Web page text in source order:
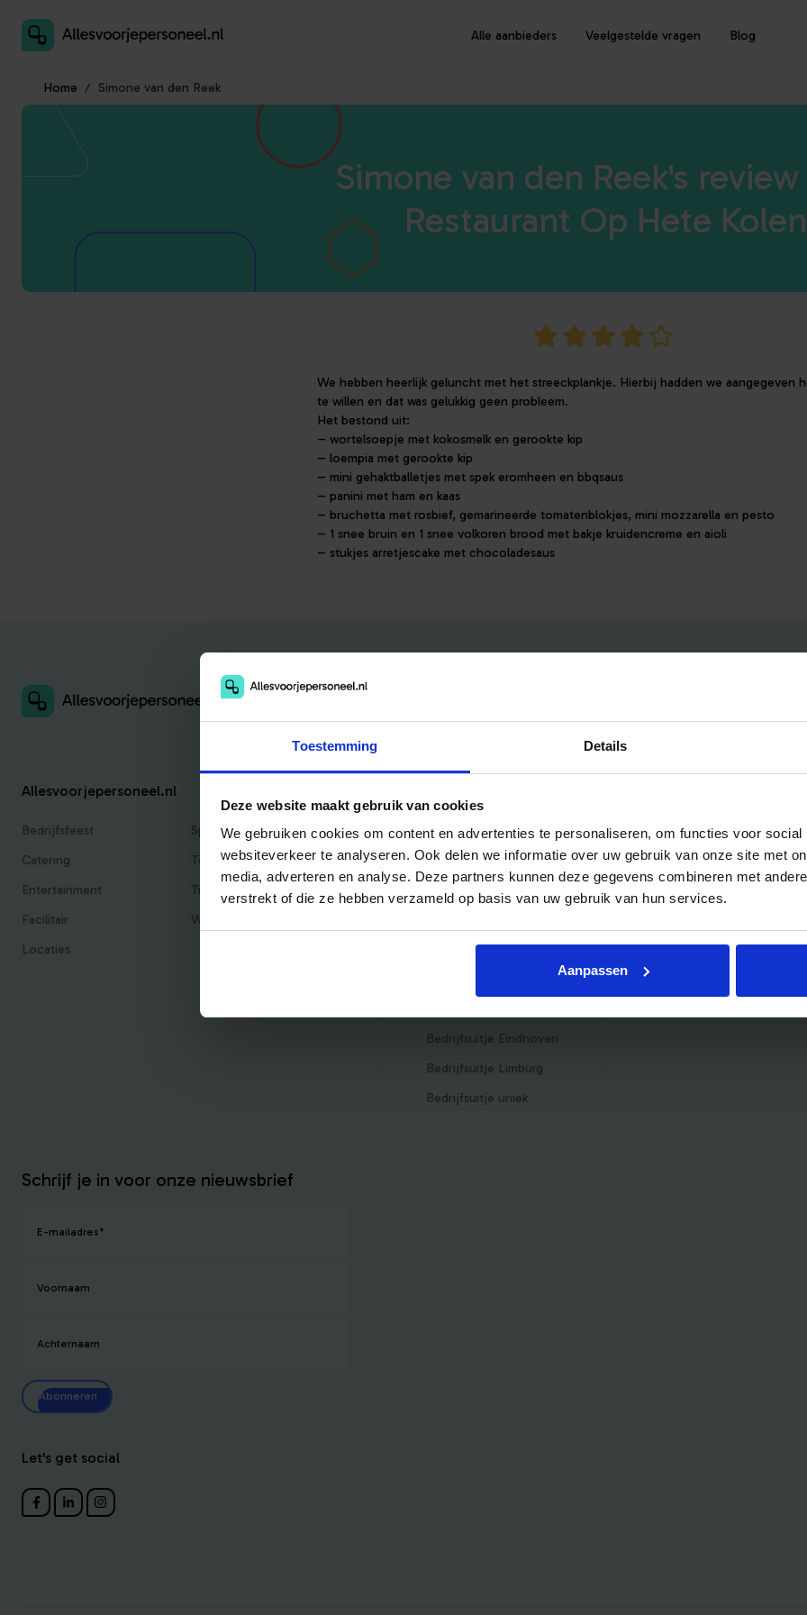
Toestemming Details
Deze website maakt gebruik van cookies
We gebruiken cookies om content en advertenties te personaliseren, om functies voor
websiteverkeer te analyseren. Ook delen we informatie over uw gebruik van onze site met
media, adverteren en analyse. Deze partners kunnen deze gegevens combineren met
verstrekt of die ze hebben verzameld op basis van uw gebruik van hun services.
Aanpassen
Alle aanbieders Veelgestelde vragen Blog
Home Simone van den Reek
Simone van den Reek's
Restaurant Op Hete Kolen
We hebben heerlijk geluncht met het streeckplankje. Hierbij hadden we aangegeven
te willen en dat was gelukkig geen probleem.
Het bestond uit:
– wortelsoepje met kokosmelk en gerookte kip
– loempia met gerookte kip
– mini gehaktballetjes met spek eromheen en bbqsaus
– panini met ham en kaas
– bruchetta met rosbief, gemarineerde tomatenblokjes, mini mozzarella en pesto
– 1 snee bruin en 1 snee volkoren brood met bakje kruidencreme en aioli
– stukjes arretjescake met chocoladesaus
Allesvoorjepersoneel.nl
Bedrijfsfeest
Catering
Entertainment
Facilitair
Locaties
Sportief
Teambuilding
Traktaties & Geschenken
Workshops
Blog
Veelgestelde vragen
Bedrijfsuitjes
Bedrijfsuitje indoor
Bedrijfsuitje Eindhoven
Bedrijfsuitje Limburg
Bedrijfsuitje uniek
Pakketten & Tarieven
Mijn account
Schrijf je in voor onze nieuwsbrief
E-mailadres*
Voornaam
Achternaam
Abonneren
Let's get social